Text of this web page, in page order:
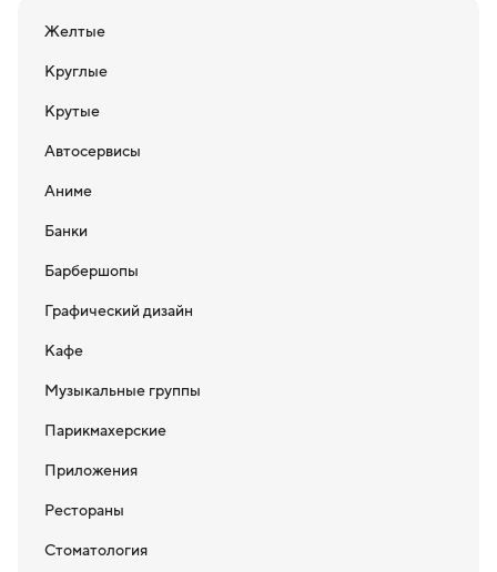
Желтые
Круглые
Крутые
Автосервисы
Аниме
Банки
Барбершопы
Графический дизайн
Кафе
Музыкальные группы
Парикмахерские
Приложения
Рестораны
Стоматология